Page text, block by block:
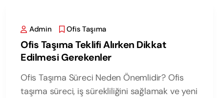
Admin Ofis Taşıma
Ofis Taşıma Teklifi Alırken Dikkat
Edilmesi Gerekenler
Ofis Taşıma Süreci Neden Önemlidir? Ofis
taşıma süreci, iş sürekliliğini sağlamak ve yeni